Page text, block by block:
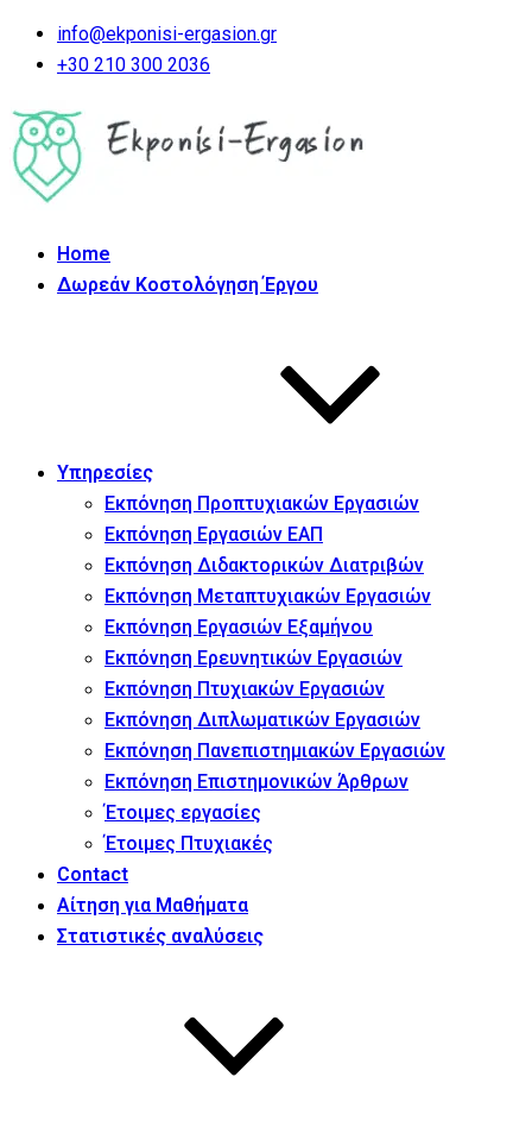
info@ekponisi-ergasion.gr
+30 210 300 2036
Home
Δωρεάν Κοστολόγηση Έργου
Υπηρεσίες
Εκπόνηση Προπτυχιακών Εργασιών
Εκπόνηση Εργασιών ΕΑΠ
Εκπόνηση Διδακτορικών Διατριβών
Εκπόνηση Μεταπτυχιακών Εργασιών
Εκπόνηση Εργασιών Εξαμήνου
Εκπόνηση Ερευνητικών Εργασιών
Εκπόνηση Πτυχιακών Εργασιών
Εκπόνηση Διπλωματικών Εργασιών
Εκπόνηση Πανεπιστημιακών Εργασιών
Εκπόνηση Επιστημονικών Άρθρων
Έτοιμες εργασίες
Έτοιμες Πτυχιακές
Contact
Αίτηση για Μαθήματα
Στατιστικές αναλύσεις